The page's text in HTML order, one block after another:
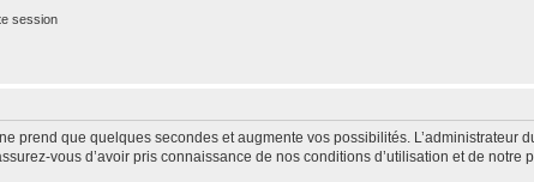
session
prend que quelques secondes et augmente vos possibilités. L’administrateur
vous d’avoir pris connaissance de nos conditions d’utilisation et de